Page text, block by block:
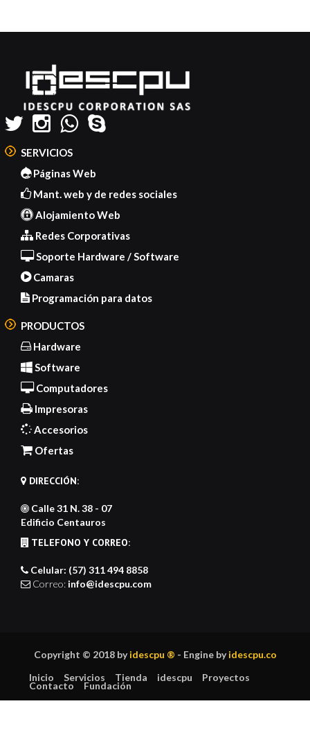
Post
Generator
SERVICIOS
Páginas Web
Mant. web y de redes sociales
Alojamiento Web
Redes Corporativas
Soporte Hardware / Software
Camaras
Programación para datos
PRODUCTOS
Hardware
Software
Computadores
Impresoras
Accesorios
Ofertas
DIRECCIÓN:
Calle 31 N. 38 - 07
Edificio Centauros
TELEFONO Y CORREO:
Celular: (57) 311 494 8858
Correo: info@idescpu.com
Copyright © 2018 byidescpu ® - Engine byidescpu.co
Inicio
Servicios Tienda idescpu Proyectos
Contacto Fundación